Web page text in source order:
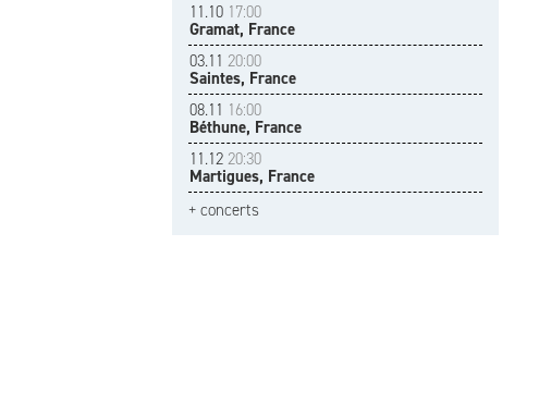
11.10 17:00
Gramat, France
03.11 20:00
Saintes, France
08.11 16:00
Béthune, France
11.12 20:30
Martigues, France
+ concerts